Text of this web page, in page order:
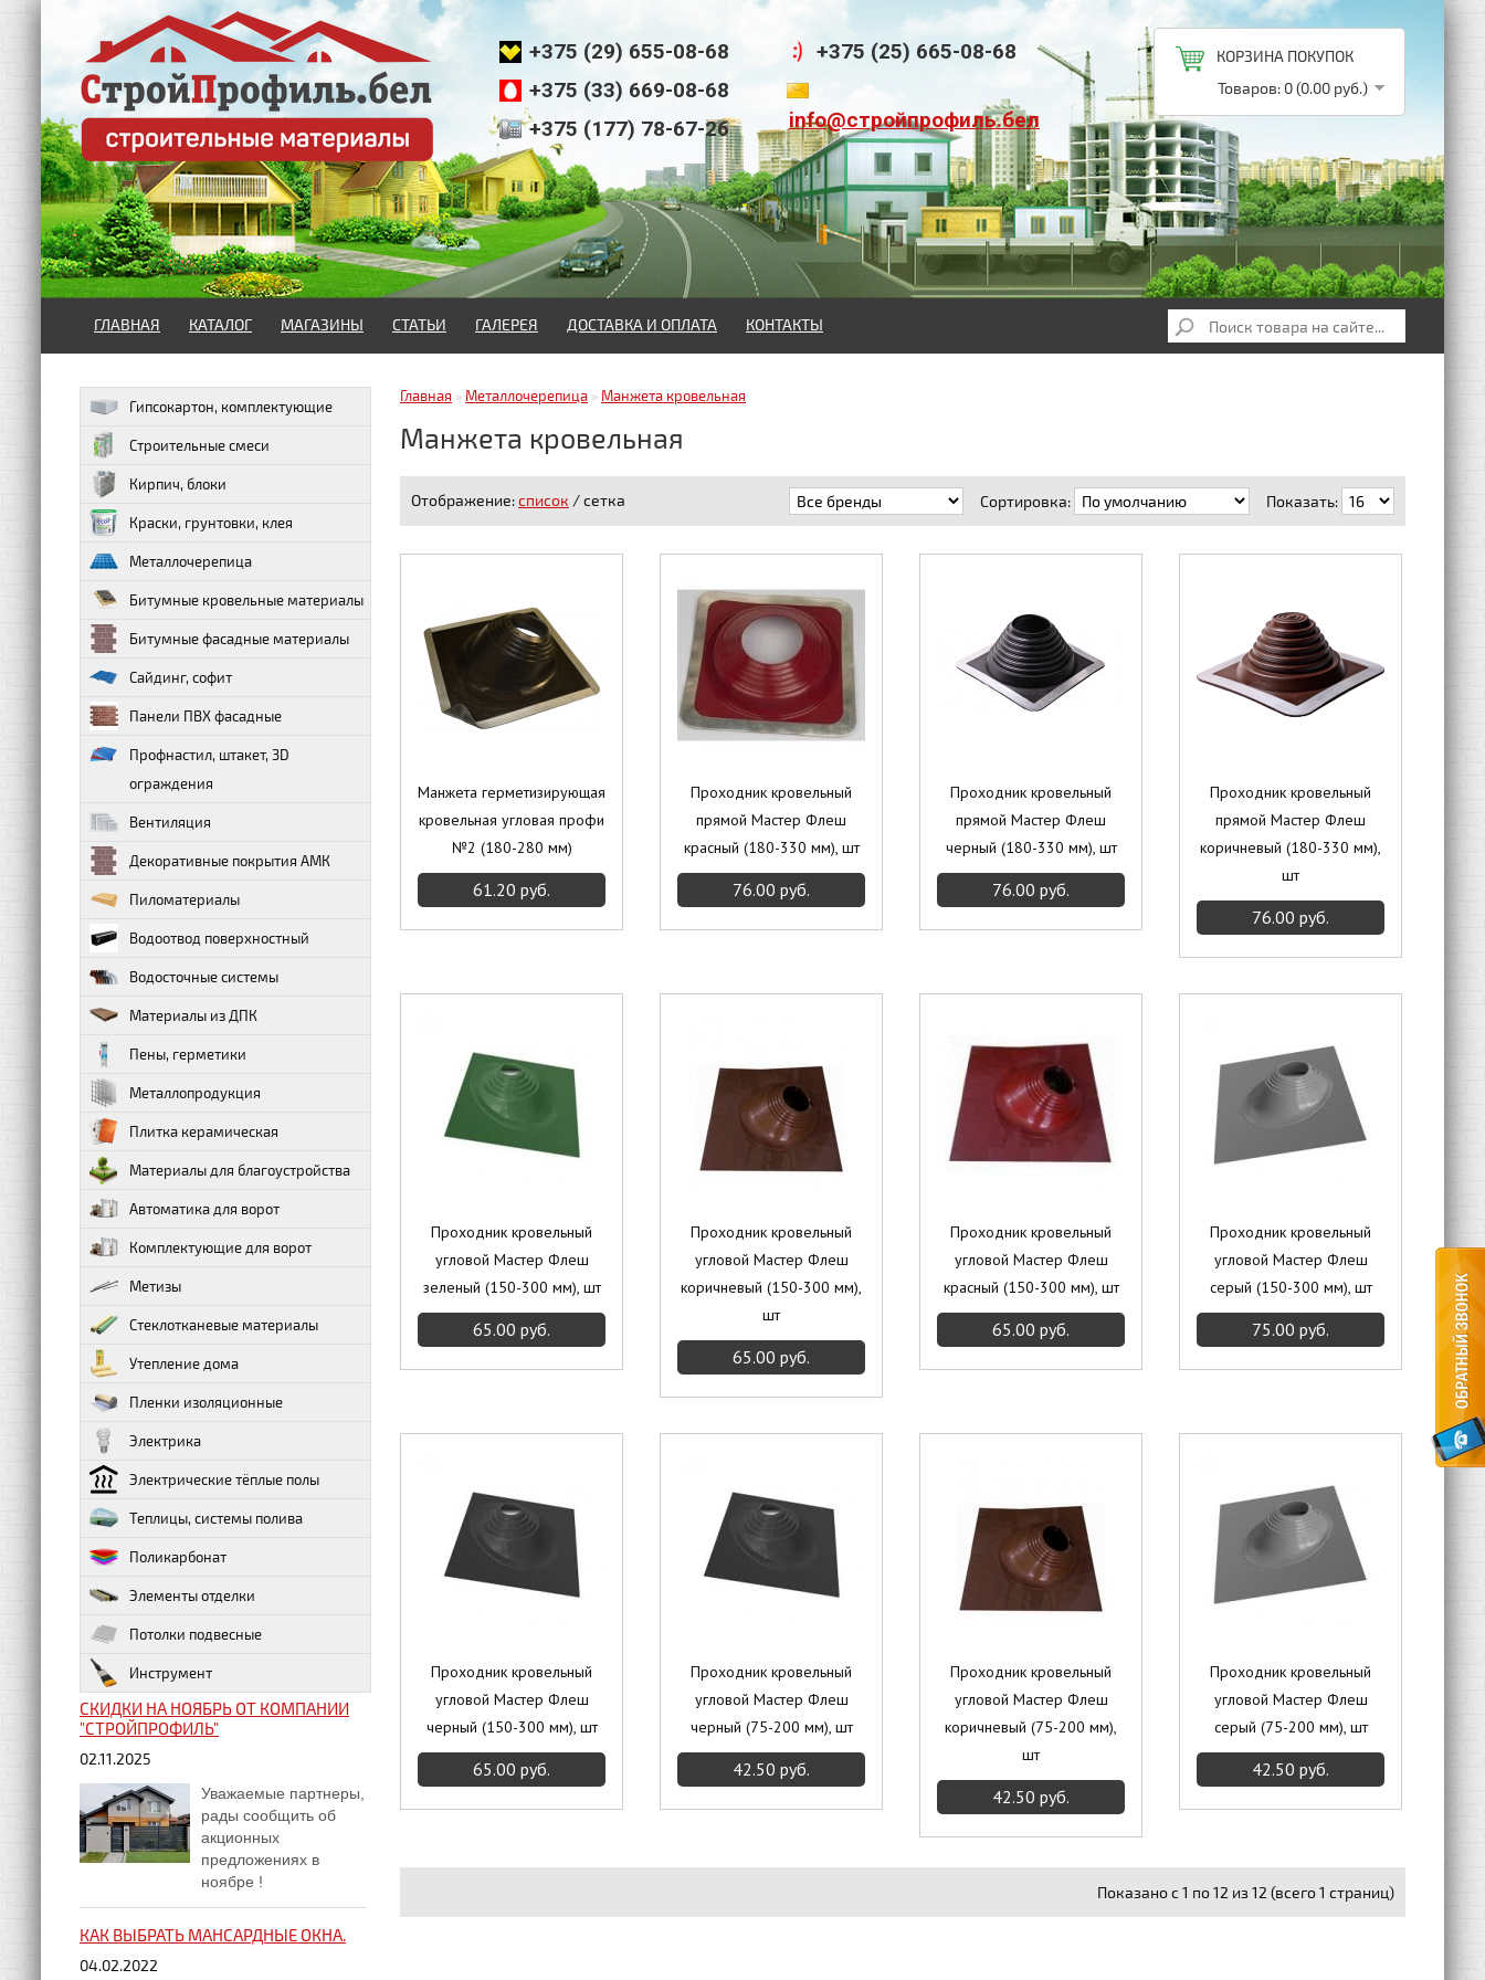
КОРЗИНА ПОКУПОК
Товаров: 0 (0.00 руб.)
+375 (29) 655-08-68
+375 (33) 669-08-68
+375 (177) 78-67-26
+375 (25) 665-08-68
info@стройпрофиль.бел
ГЛАВНАЯ КАТАЛОГ МАГАЗИНЫ СТАТЬИ ГАЛЕРЕЯ ДОСТАВКА И ОПЛАТА КОНТАКТЫ
Гипсокартон, комплектующие
Строительные смеси
Кирпич, блоки
Краски, грунтовки, клея
Металлочерепица
Битумные кровельные материалы
Битумные фасадные материалы
Сайдинг, софит
Панели ПВХ фасадные
Профнастил, штакет, 3D
ограждения
Вентиляция
Декоративные покрытия АМК
Пиломатериалы
Водоотвод поверхностный
Водосточные системы
Материалы из ДПК
Пены, герметики
Металлопродукция
Плитка керамическая
Материалы для благоустройства
Автоматика для ворот
Комплектующие для ворот
Метизы
Стеклотканевые материалы
Утепление дома
Пленки изоляционные
Электрика
Электрические тёплые полы
Теплицы, системы полива
Поликарбонат
Элементы отделки
Потолки подвесные
Инструмент
СКИДКИ НА НОЯБРЬ ОТ КОМПАНИИ
"СТРОЙПРОФИЛЬ"
02.11.2025
Уважаемые партнеры,
рады сообщить об
акционных
предложениях в
ноябре !
КАК ВЫБРАТЬ МАНСАРДНЫЕ ОКНА.
04.02.2022
Главная » Металлочерепица » Манжета кровельная
Манжета кровельная
Отображение:список / сетка Показать:
Сортировка:
Манжета герметизирующая
кровельная угловая профи
№2 (180-280 мм)
61.20 руб.
Проходник кровельный
прямой Мастер Флеш
красный (180-330 мм), шт
76.00 руб.
Проходник кровельный
прямой Мастер Флеш
черный (180-330 мм), шт
76.00 руб.
Проходник кровельный
прямой Мастер Флеш
коричневый (180-330 мм),
шт
76.00 руб.
Проходник кровельный
угловой Мастер Флеш
зеленый (150-300 мм), шт
65.00 руб.
Проходник кровельный
угловой Мастер Флеш
коричневый (150-300 мм),
шт
65.00 руб.
Проходник кровельный
угловой Мастер Флеш
красный (150-300 мм), шт
65.00 руб.
Проходник кровельный
угловой Мастер Флеш
серый (150-300 мм), шт
75.00 руб.
Проходник кровельный
угловой Мастер Флеш
черный (150-300 мм), шт
65.00 руб.
Проходник кровельный
угловой Мастер Флеш
черный (75-200 мм), шт
42.50 руб.
Проходник кровельный
угловой Мастер Флеш
коричневый (75-200 мм),
шт
42.50 руб.
Проходник кровельный
угловой Мастер Флеш
серый (75-200 мм), шт
42.50 руб.
Показано с 1 по 12 из 12 (всего 1 страниц)